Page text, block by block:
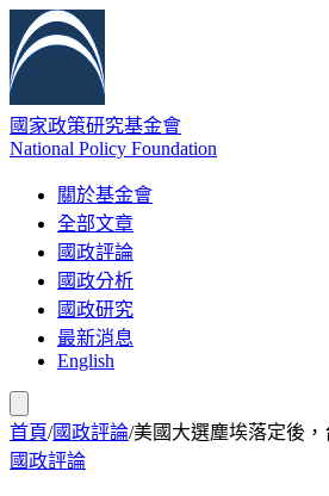
國家政策研究基金會
National Policy Foundation
關於基金會
全部文章
國政評論
國政分析
國政研究
最新消息
English
首頁/國政評論/美國大選塵埃落定後
國政評論